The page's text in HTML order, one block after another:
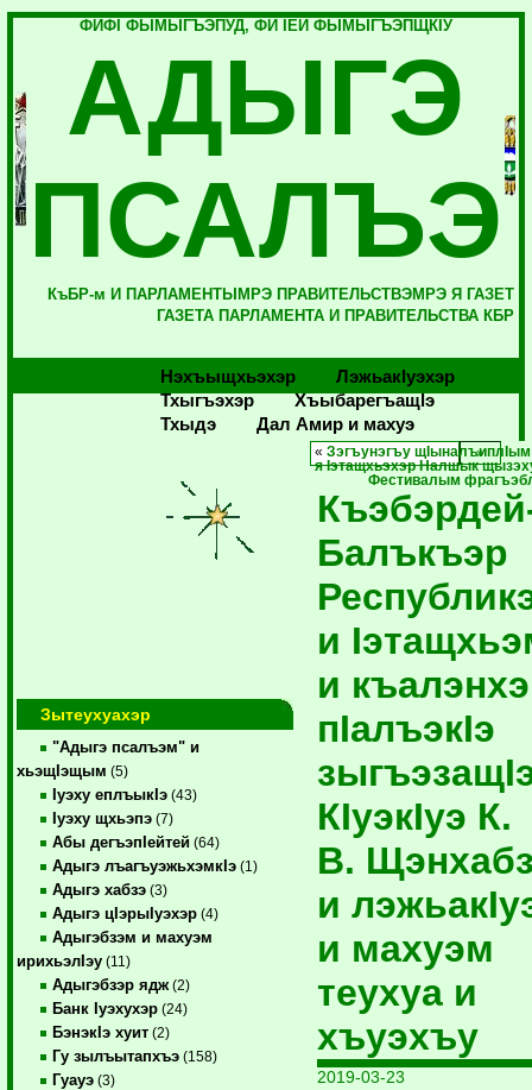
ФИФI ФЫМЫГЪЭПУД, ФИ IЕЙ ФЫМЫГЪЭПЩКIУ
АДЫГЭ
ПСАЛЪЭ
КъБР-м И ПАРЛАМЕНТЫМРЭ ПРАВИТЕЛЬСТВЭМРЭ Я ГАЗЕТ
ГАЗЕТА ПАРЛАМЕНТА И ПРАВИТЕЛЬСТВА КБР
Нэхъыщхьэхэр
Лэжьакlуэхэр
Тхыгъэхэр
Хъыбарегъащlэ
Тхыдэ
Дал Амир и махуэ
Зытеухуахэр
"Адыгэ псалъэм" и
хьэщIэщым (5)
Iуэху еплъыкIэ (43)
Iуэху щхьэпэ (7)
Абы дегъэпIейтей (64)
Адыгэ лъагъуэжьхэмкIэ (1)
Адыгэ хабзэ (3)
Адыгэ цIэрыIуэхэр (4)
Адыгэбзэм и махуэм
ирихьэлIэу (11)
Адыгэбзэр ядж (2)
Банк Iуэхухэр (24)
БэнэкIэ хуит (2)
Гу зылъытапхъэ (158)
Гуауэ (3)
«Зэгъунэгъу щIыналъиплIым
я Iэтащхьэхэр Налшык
Фестивалым
Балъкъэр
и
и
пIалъэкIэ
КIуэкIуэ К.
В.
и
и махуэм
теухуа и
хъуэхъу
2019-03-23